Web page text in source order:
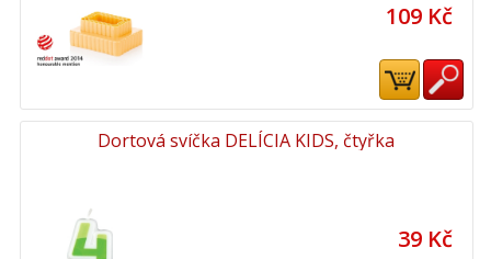
109 Kč
Dortová svíčka DELÍCIA KIDS, čtyřka
39 Kč